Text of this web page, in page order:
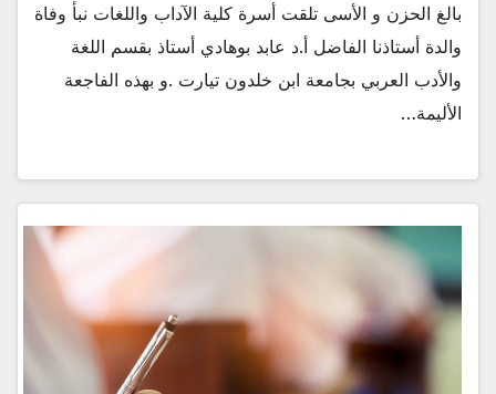
بالغ الحزن و الأسى تلقت أسرة كلية الآداب واللغات نبأ وفاة
والدة أستاذنا الفاضل أ.د عابد بوهادي أستاذ بقسم اللغة
والأدب العربي بجامعة ابن خلدون تيارت .و بهذه الفاجعة
الأليمة…